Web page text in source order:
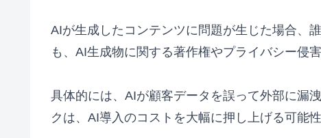
AIが生成したコンテンツに問題が生じた場合、
も、AI生成物に関する著作権やプライバシー侵
具体的には、AIが顧客データを誤って外部に漏
クは、AI導入のコストを大幅に押し上げる可能性